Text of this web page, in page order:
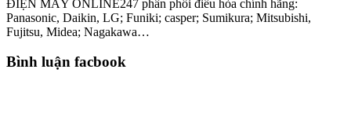
ĐIỆN MÁY ONLINE247 phân phối điều hòa chính hãng:
Panasonic, Daikin, LG; Funiki; casper; Sumikura; Mitsubishi,
Fujitsu, Midea; Nagakawa…
Bình luận facbook